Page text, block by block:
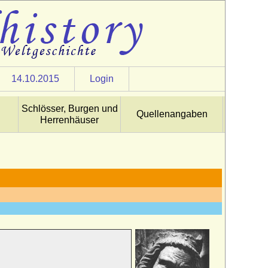
14.10.2015 Login
Schlösser, Burgen und
Herrenhäuser
Quellenangaben